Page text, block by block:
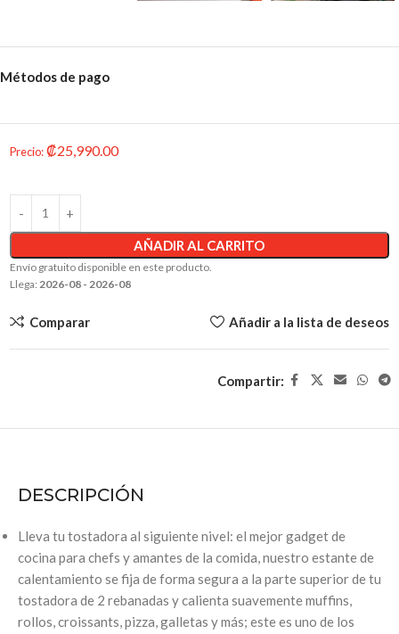
Métodos de pago
Precio:₡25,990.00
AÑADIR AL CARRITO
Envío gratuito disponible en este producto.
Llega: 2026-08 - 2026-08
Comparar Añadir a la lista de deseos
Compartir:
DESCRIPCIÓN
Lleva tu tostadora al siguiente nivel: el mejor gadget de
cocina para chefs y amantes de la comida, nuestro estante de
calentamiento se fija de forma segura a la parte superior de tu
tostadora de 2 rebanadas y calienta suavemente muffins,
rollos, croissants, pizza, galletas y más; este es uno de los